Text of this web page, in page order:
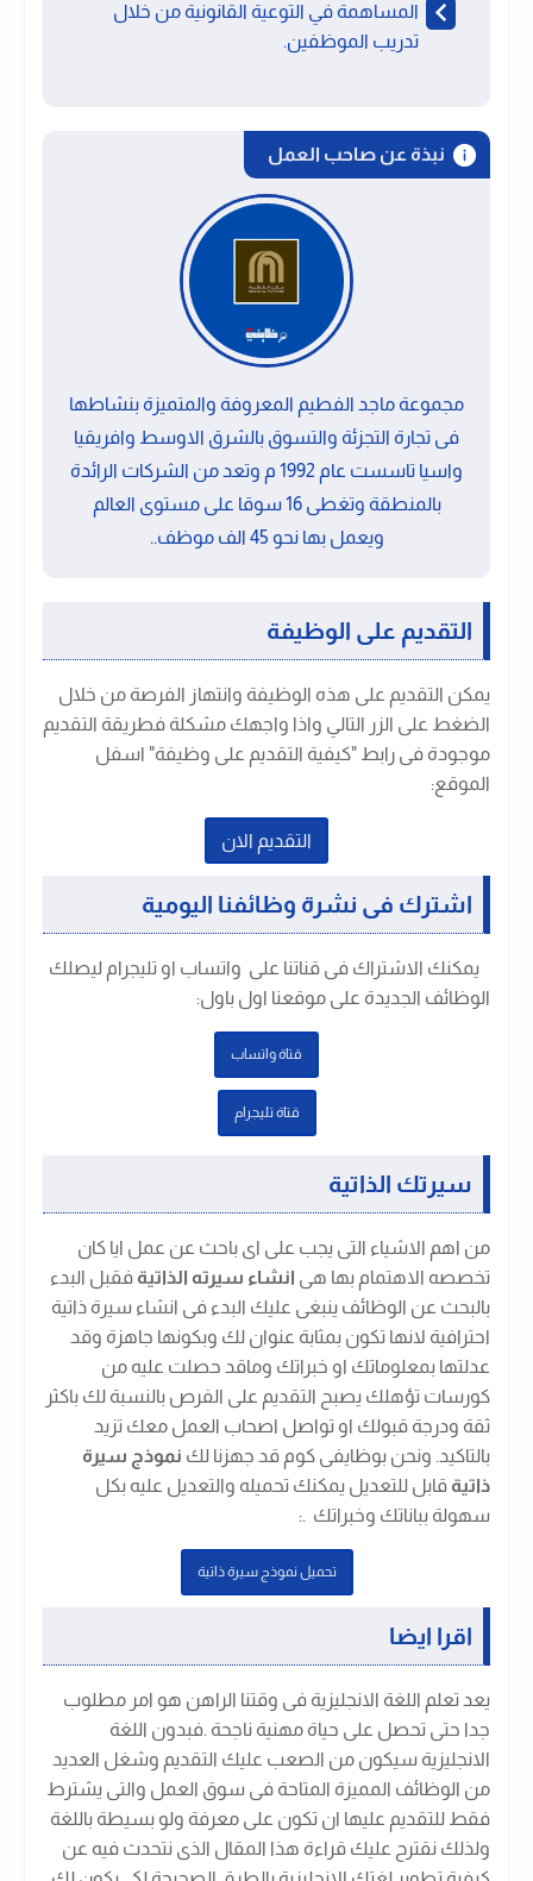
المساهمة في التوعية القانونية من خلال
تدريب الموظفين.
نبذة عن صاحب العمل
مجموعة ماجد الفطيم المعروفة والمتميزة بنشاطها
فى تجارة التجزئة والتسوق بالشرق الاوسط وافريقيا
واسيا تاسست عام 1992 م وتعد من الشركات الرائدة
بالمنطقة وتغطى 16 سوقا على مستوى العالم
ويعمل بها نحو 45 الف موظف..
التقديم على الوظيفة
يمكن التقديم على هذه الوظيفة وانتهاز الفرصة من خلال
الضغط على الزر التالي واذا واجهك مشكلة فطريقة التقديم
موجودة فى رابط "كيفية التقديم على وظيفة" اسفل
الموقع:
التقديم الان
اشترك فى نشرة وظائفنا اليومية
يمكنك الاشتراك فى قناتنا على واتساب او تليجرام ليصلك
الوظائف الجديدة على موقعنا اول باول:
قتاة واتساب
قتاة تليجرام
سيرتك الذاتية
من اهم الاشياء التى يجب على اى باحث عن عمل ايا كان
تخصصه الاهتمام بها هى انشاء سيرته الذاتية فقبل البدء
بالبحث عن الوظائف ينبغى عليك البدء فى انشاء سيرة ذاتية
احترافية لانها تكون بمثابة عنوان لك وبكونها جاهزة وقد
عدلتها بمعلوماتك او خبراتك وماقد حصلت عليه من
كورسات تؤهلك يصبح التقديم على الفرص بالنسبة لك باكثر
ثقة ودرجة قبولك او تواصل اصحاب العمل معك تزيد
بالتاكيد. ونحن بوظايفى كوم قد جهزنا لك نموذج سيرة
ذاتية قابل للتعديل يمكنك تحميله والتعديل عليه بكل
سهولة بباناتك وخبراتك .:
تحميل نموذج سيرة ذاتية
اقرا ايضا
يعد تعلم اللغة الانجليزية فى وقتنا الراهن هو امر مطلوب
جدا حتى تحصل على حياة مهنية ناجحة .فبدون اللغة
الانجليزية سيكون من الصعب عليك التقديم وشغل العديد
من الوظائف المميزة المتاحة فى سوق العمل والتى يشترط
فقط للتقديم عليها ان تكون على معرفة ولو بسيطة باللغة
ولذلك نقترح عليك قراءة هذا المقال الذى نتحدث فيه عن